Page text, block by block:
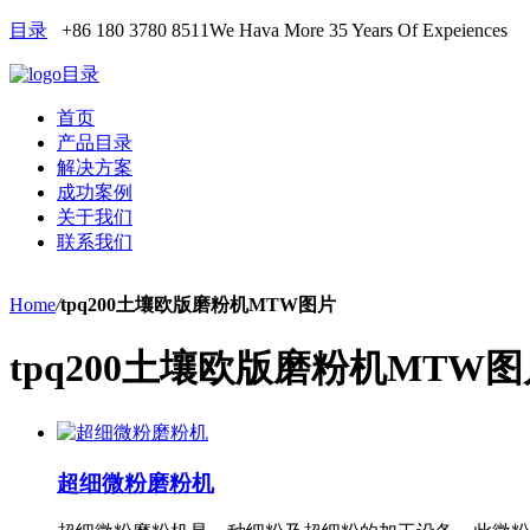
目录 +86 180 3780 8511We Hava More 35 Years Of Expeiences
目录
首页
产品目录
解决方案
成功案例
关于我们
联系我们
Home/tpq200土壤欧版磨粉机MTW图片
tpq200土壤欧版磨粉机MTW
超细微粉磨粉机